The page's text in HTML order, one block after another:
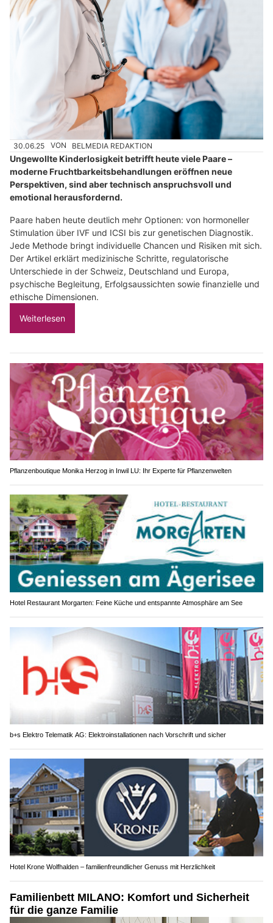
30.06.25 VON BELMEDIA REDAKTION
Ungewollte Kinderlosigkeit betrifft heute viele Paare –
moderne Fruchtbarkeitsbehandlungen eröffnen neue
Perspektiven, sind aber technisch anspruchsvoll und
emotional herausfordernd.
Paare haben heute deutlich mehr Optionen: von hormoneller
Stimulation über IVF und ICSI bis zur genetischen Diagnostik.
Jede Methode bringt individuelle Chancen und Risiken mit sich.
Der Artikel erklärt medizinische Schritte, regulatorische
Unterschiede in der Schweiz, Deutschland und Europa,
psychische Begleitung, Erfolgsaussichten sowie finanzielle und
ethische Dimensionen.
Weiterlesen
Pflanzenboutique Monika Herzog in Inwil LU: Ihr Experte für Pflanzenwelten
Hotel Restaurant Morgarten: Feine Küche und entspannte Atmosphäre am See
b+s Elektro Telematik AG: Elektroinstallationen nach Vorschrift und sicher
Hotel Krone Wolfhalden – familienfreundlicher Genuss mit Herzlichkeit
Familienbett MILANO: Komfort und Sicherheit
für die ganze Familie